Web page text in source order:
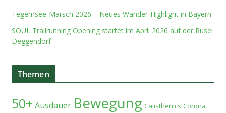
Tegernsee-Marsch 2026 – Neues Wander-Highlight in Bayern
SOUL Trailrunning Opening startet im April 2026 auf der Rusel
Deggendorf
Themen
50+ Ausdauer Bewegung Calisthenics Corona